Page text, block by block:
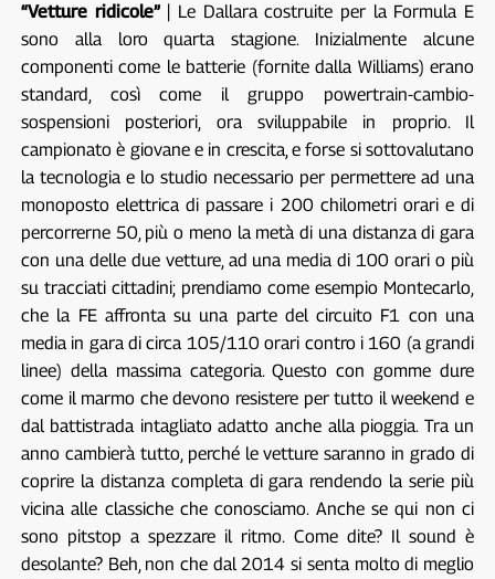
“Vetture ridicole”| Le Dallara costruite per la Formula E
sono alla loro quarta stagione. Inizialmente alcune
componenti come le batterie (fornite dalla Williams) erano
standard, così come il gruppo powertrain-cambio-
sospensioni posteriori, ora sviluppabile in proprio. Il
campionato è giovane e in crescita, e forse si sottovalutano
la tecnologia e lo studio necessario per permettere ad una
monoposto elettrica di passare i 200 chilometri orari e di
percorrerne 50, più o meno la metà di una distanza di gara
con una delle due vetture, ad una media di 100 orari o più
su tracciati cittadini; prendiamo come esempio Montecarlo,
che la FE affronta su una parte del circuito F1 con una
media in gara di circa 105/110 orari contro i 160 (a grandi
linee) della massima categoria. Questo con gomme dure
come il marmo che devono resistere per tutto il weekend e
dal battistrada intagliato adatto anche alla pioggia. Tra un
anno cambierà tutto, perché le vetture saranno in grado di
coprire la distanza completa di gara rendendo la serie più
vicina alle classiche che conosciamo. Anche se qui non ci
sono pitstop a spezzare il ritmo. Come dite? Il sound è
desolante? Beh, non che dal 2014 si senta molto di meglio